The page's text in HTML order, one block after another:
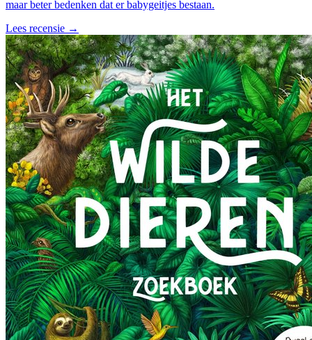
maar beter bedenken dat er babygeitjes bestaan.
Lees recensie →